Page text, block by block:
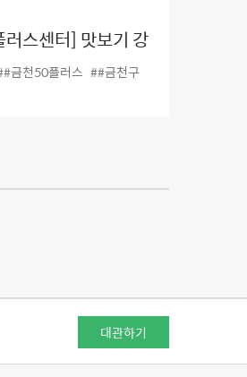
스센터] 맛보기 강
자_국화,대나무기
금천50플러스 ##금천구
대관하기